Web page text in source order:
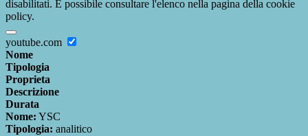
disabilitati. È possibile consultare l'elenco nella pagina della cookie
policy.
youtube.com
Nome
Tipologia
Proprieta
Descrizione
Durata
Nome: YSC
Tipologia: analitico